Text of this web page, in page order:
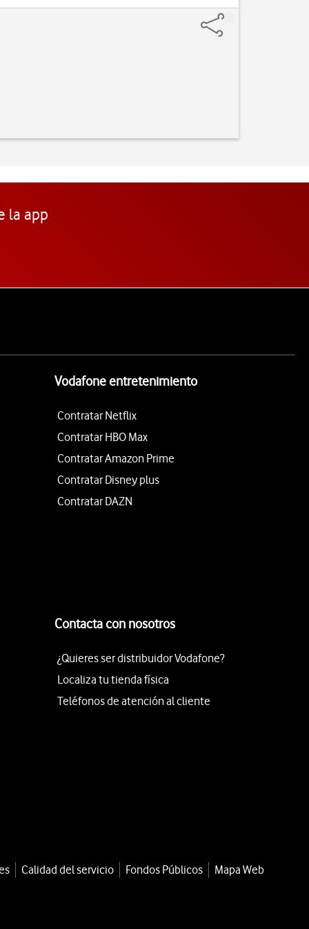
la app
Vodafone entretenimiento
Contratar Netflix
Contratar HBO Max
Contratar Amazon Prime
Contratar Disney plus
Contratar DAZN
Contacta con nosotros
¿Quieres ser distribuidor Vodafone?
Localiza tu tienda física
Teléfonos de atención al cliente
Calidad del servicio Fondos Públicos
Mapa Web